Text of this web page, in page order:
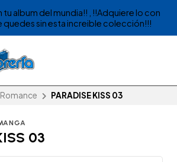
tu album del mundia!! , !!Adquiere lo con
quedes sin esta increible colección!!!
Romance PARADISE KISS 03
03